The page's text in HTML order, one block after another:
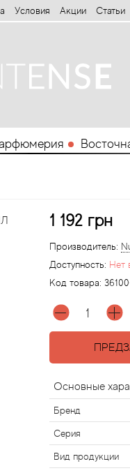
Условия Aкции Статьи
1 192 грн
Производитель:
Доступность: Нет
Код товара:
Основные
Бренд
Серия
Вид продукции